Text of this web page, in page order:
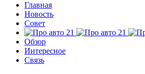
Главная
Новость
Совет
Обзор
Интересное
Связь